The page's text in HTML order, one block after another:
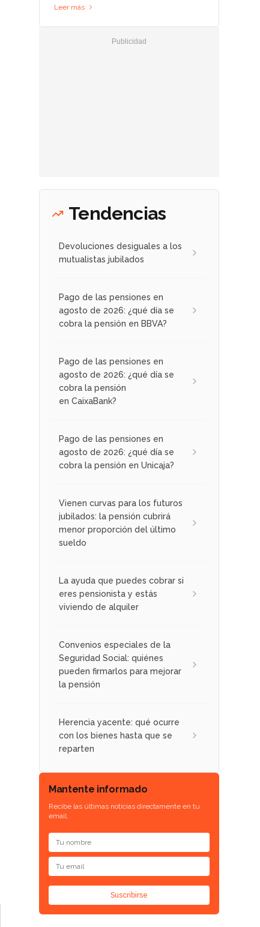
Leer más
Tendencias
Devoluciones desiguales a los
mutualistas jubilados
Pago de las pensiones en
agosto de 2026: ¿qué día se
cobra la pensión en BBVA?
Pago de las pensiones en
agosto de 2026: ¿qué día se
cobra la pensión
en CaixaBank?
Pago de las pensiones en
agosto de 2026: ¿qué día se
cobra la pensión en Unicaja?
Vienen curvas para los futuros
jubilados: la pensión cubrirá
menor proporción del último
sueldo
La ayuda que puedes cobrar si
eres pensionista y estás
viviendo de alquiler
Convenios especiales de la
Seguridad Social: quiénes
pueden firmarlos para mejorar
la pensión
Herencia yacente: qué ocurre
con los bienes hasta que se
reparten
Mantente informado
Recibe las últimas noticias directamente en tu
email.
Suscribirse